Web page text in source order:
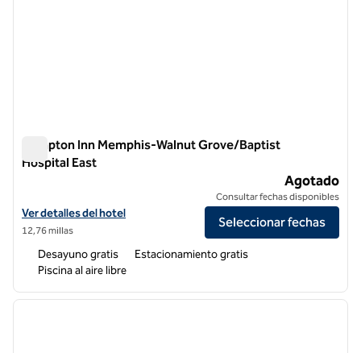
Hampton Inn Memphis-Walnut Grove/Baptist
Hospital East
Hampton Inn Memphis-Walnut Grove/Baptist Hospital East
Ver detalles del hotel Hampton Inn Memphis-Walnut Grove/Baptist
Ver detalles del hotel
12,76 millas
Agotado
Consultar fechas disponibles
Seleccionar fechas
Desayuno gratis
Estacionamiento gratis
Piscina al aire libre
1 de 12